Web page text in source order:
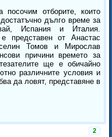
отборите, които
дълго време за
Испания и Италия.
представен от Анастас
Томов и Мирослав
причини времето за
ще е обичайно
различните условия и
да ловят, представяне в
2